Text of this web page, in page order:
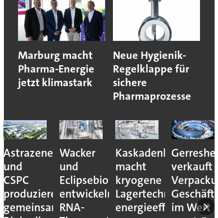
Marburg macht
Pharma-Energie
jetzt klimastark
Neue Hygienik-
Regelklappe für
sichere
Pharmaprozesse
Astrazeneca
und
CSPC
produzieren
gemeinsam
Wacker
und
Eclipsebio
entwickeln
RNA-
Kaskadenkonzept
macht
kryogene
Lagertechnik
energieeffizienter
verkauft
im Wert